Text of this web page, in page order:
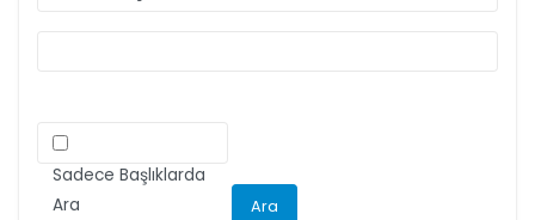
Sadece Başlıklarda
Ara